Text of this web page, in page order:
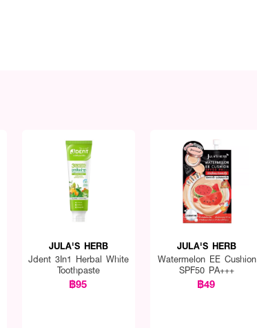
JULA'S HERB
Jdent 3In1 Herbal White
Toothpaste
฿95
JULA'S HERB
Watermelon EE Cushion
SPF50 PA+++
฿49